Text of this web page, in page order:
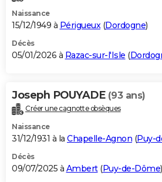
Naissance
15/12/1949 à Périgueux(Dordogne)
Décès
05/01/2026 à Razac-sur-l'Isle (
Joseph POUYADE (93 ans)
Créer une cagnotte obsèques
Naissance
31/12/1931 à la Chapelle-Agnon (Puy-
Décès
09/07/2025 à Ambert(Puy-de-Dôme)